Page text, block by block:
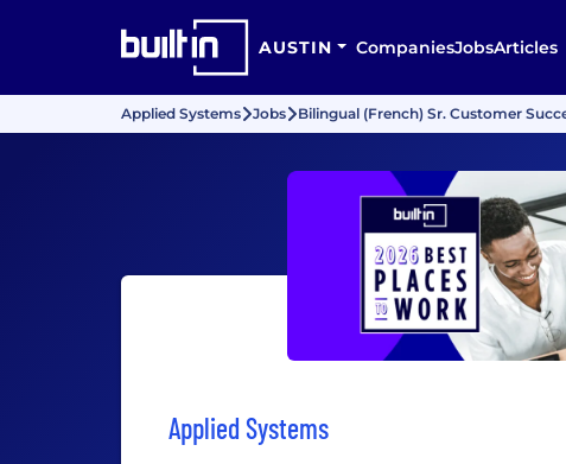
AUSTIN CompaniesJobsArticles
Applied Systems Jobs Bilingual (French) Sr. Customer
Applied Systems